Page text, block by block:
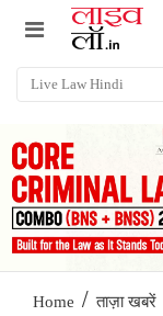
Home / ताज़ा खबरें